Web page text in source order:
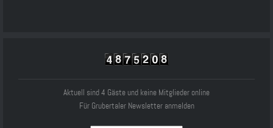
Aktuell sind 4 Gäste und keine Mitglieder online
Für Grubertaler Newsletter anmelden